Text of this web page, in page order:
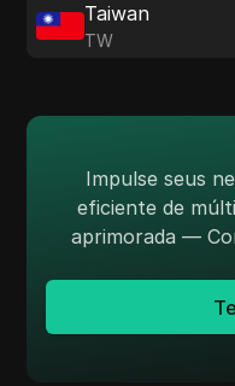
Taiwan
TW
Impulse seus
eficiente de
aprimorada —